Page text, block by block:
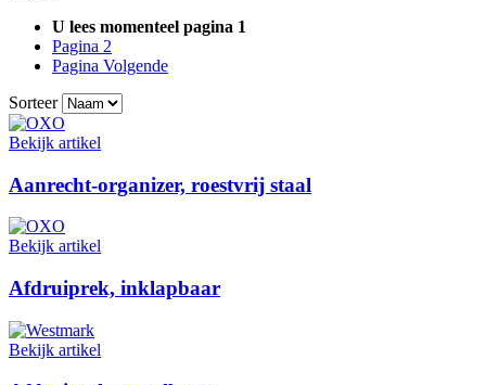
U lees momenteel pagina 1
Pagina 2
Pagina Volgende
Sorteer
Bekijk artikel
Aanrecht-organizer, roestvrij staal
Bekijk artikel
Afdruiprek, inklapbaar
Bekijk artikel